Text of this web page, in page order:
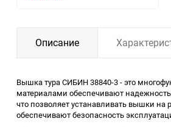
Описание
Вышка тура СИБИН 38840-3 - это
материалами обеспечивают
что позволяет устанавливать вышки
обеспечивают безопасность